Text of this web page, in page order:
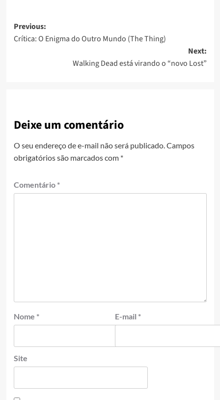
Previous:
Crítica: O Enigma do Outro Mundo (The Thing)
Next:
Walking Dead está virando o “novo Lost”
Deixe um comentário
O seu endereço de e-mail não será publicado. Campos
obrigatórios são marcados com *
Comentário *
Nome * E-mail *
Site